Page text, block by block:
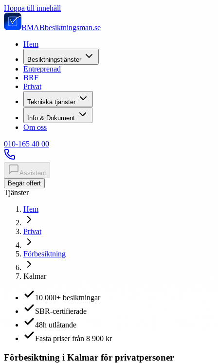
Hoppa till innehåll
BMABbesiktningsman.se
Hem
Besiktningstjänster
Entreprenad
BRF
Privat
Tekniska tjänster
Info & Dokument
Om oss
010-165 40 00
Assistent
Begär offert
Tjänster
Hem
Privat
Förbesiktning
Kalmar
10 000+ besiktningar
SBR-certifierade
48h utlåtande
Fasta priser från 8 900 kr
Förbesiktning i Kalmar för privatpersoner